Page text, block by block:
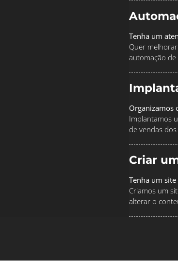
Tenha um
Quer
automação
Organizamos
Implantamos
de vendas
Criar
Tenha um
Criamos um
alterar o